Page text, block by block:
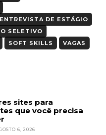
ENTREVISTA DE ESTÁGIO
SELETIVO
SOFT SKILLS VAGAS
sites para
que você precisa
6, 2026